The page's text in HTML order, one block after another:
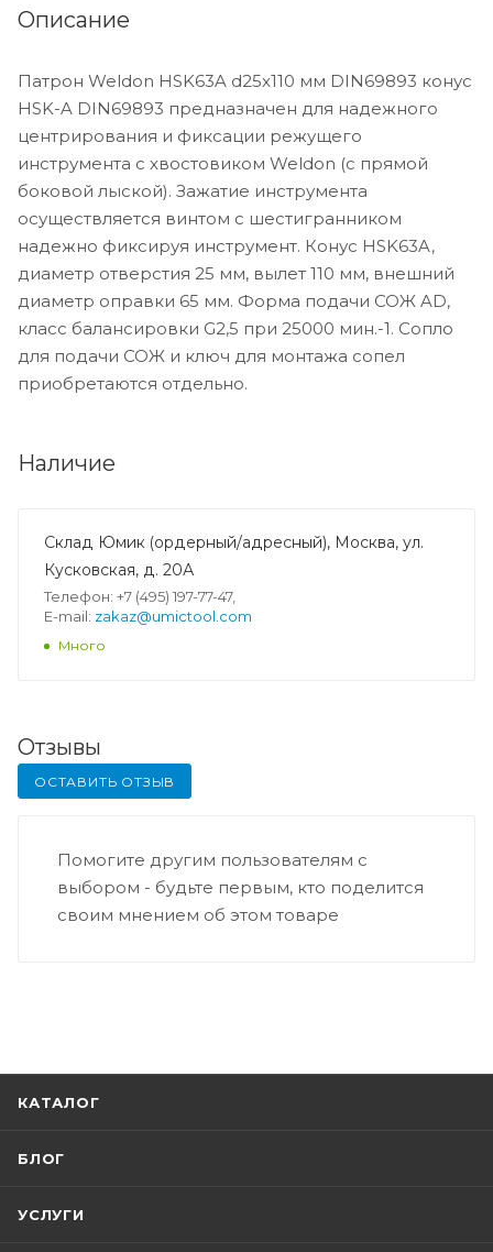
Описание
Патрон Weldon HSK63A d25x110 мм DIN69893 конус
HSK-A DIN69893 предназначен для надежного
центрирования и фиксации режущего
инструмента с хвостовиком Weldon (с прямой
боковой лыской). Зажатие инструмента
осуществляется винтом с шестигранником
надежно фиксируя инструмент. Конус HSK63A,
диаметр отверстия 25 мм, вылет 110 мм, внешний
диаметр оправки 65 мм. Форма подачи СОЖ AD,
класс балансировки G2,5 при 25000 мин.-1. Сопло
для подачи СОЖ и ключ для монтажа сопел
приобретаются отдельно.
Наличие
Склад Юмик (ордерный/адресный), Москва, ул.
Кусковская, д. 20А
Телефон: +7 (495) 197-77-47,
E-mail: zakaz@umictool.com
Много
Отзывы
ОСТАВИТЬ ОТЗЫВ
Помогите другим пользователям с
выбором - будьте первым, кто поделится
своим мнением об этом товаре
КАТАЛОГ
БЛОГ
УСЛУГИ